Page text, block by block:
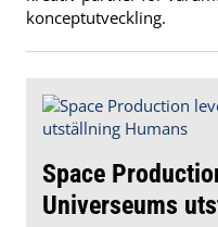
konceptutveckling.
Space
Universeums